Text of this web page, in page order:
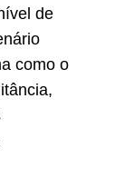
de
como o